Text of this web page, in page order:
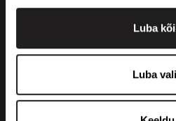
Luba
Luba
+358 200
Kontor